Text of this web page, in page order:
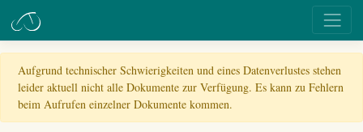
Aufgrund technischer Schwierigkeiten und eines Datenverlustes stehen
leider aktuell nicht alle Dokumente zur Verfügung. Es kann zu Fehlern
beim Aufrufen einzelner Dokumente kommen.